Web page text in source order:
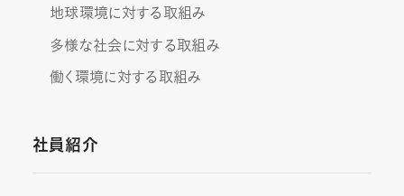
地球環境に対する取組み
多様な社会に対する取組み
働く環境に対する取組み
社員紹介